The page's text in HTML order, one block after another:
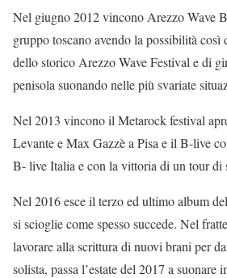
Nel giugno 2012 vincono Arezzo Wave
gruppo toscano avendo la possibilità così
dello storico Arezzo Wave Festival e di
penisola suonando nelle più svariate
Nel 2013 vincono il Metarock festival
Levante e Max Gazzè a Pisa e il B-live
B- live Italia e con la vittoria di un tour di
Nel 2016 esce il terzo ed ultimo album
si scioglie come spesso succede. Nel
lavorare alla scrittura di nuovi brani per
solista, passa l’estate del 2017 a suonare